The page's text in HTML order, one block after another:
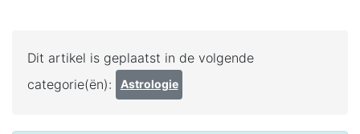
Dit artikel is geplaatst in de volgende
categorie(ën):
Astrologie